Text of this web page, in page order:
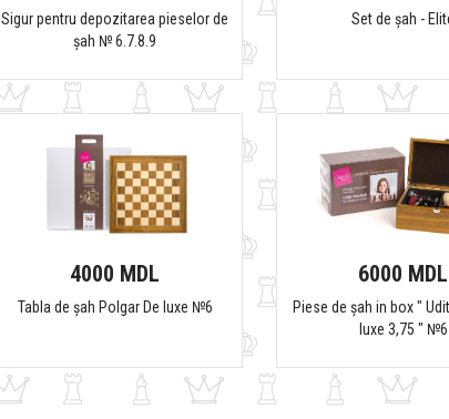
Sigur pentru depozitarea pieselor de
șah № 6.7.8.9
Set de șah -
4000 MDL
Tabla de șah Polgar De luxe №6
6000 MDL
Piese de șah in box "
luxe 3,75 " №6